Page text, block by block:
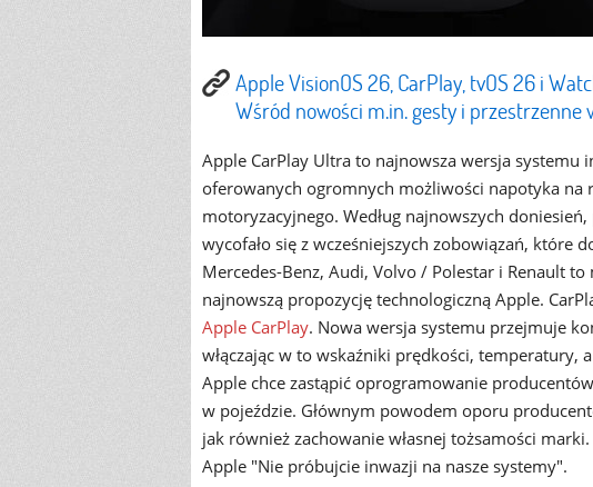
Apple VisionOS 26, CarPlay, tvOS 26 i
Wśród nowości m.in. gesty i przestrzenne
Apple CarPlay Ultra to najnowsza wersja systemu
oferowanych ogromnych możliwości napotyka na
motoryzacyjnego. Według najnowszych
wycofało się z wcześniejszych zobowiązań, które
Mercedes-Benz, Audi, Volvo / Polestar i Renault
najnowszą propozycję technologiczną Apple.
Apple CarPlay. Nowa wersja systemu przejmuje
włączając w to wskaźniki prędkości, temperatury,
Apple chce zastąpić oprogramowanie
w pojeździe. Głównym powodem oporu
jak również zachowanie własnej tożsamości
Apple "Nie próbujcie inwazji na nasze systemy".